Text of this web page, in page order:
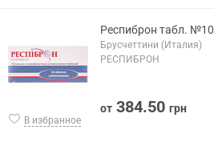
В избранное
Респиброн табл. №10
Брусчеттини (Италия)
РЕСПИБРОН
от 384.50 грн